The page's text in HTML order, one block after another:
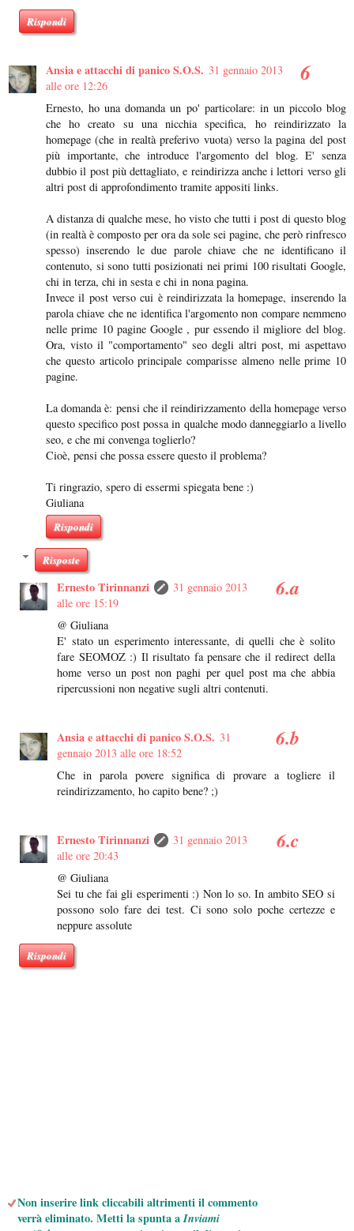
Rispondi
Ansia e attacchi di panico S.O.S. 31 gennaio 2013
alle ore 12:26
Ernesto, ho una domanda un po' particolare: in un piccolo blog
che ho creato su una nicchia specifica, ho reindirizzato la
homepage (che in realtà preferivo vuota) verso la pagina del post
più importante, che introduce l'argomento del blog. E' senza
dubbio il post più dettagliato, e reindirizza anche i lettori verso gli
altri post di approfondimento tramite appositi links.
A distanza di qualche mese, ho visto che tutti i post di questo blog
(in realtà è composto per ora da sole sei pagine, che però rinfresco
spesso) inserendo le due parole chiave che ne identificano il
contenuto, si sono tutti posizionati nei primi 100 risultati Google,
chi in terza, chi in sesta e chi in nona pagina.
Invece il post verso cui è reindirizzata la homepage, inserendo la
parola chiave che ne identifica l'argomento non compare nemmeno
nelle prime 10 pagine Google , pur essendo il migliore del blog.
Ora, visto il "comportamento" seo degli altri post, mi aspettavo
che questo articolo principale comparisse almeno nelle prime 10
pagine.
La domanda è: pensi che il reindirizzamento della homepage verso
questo specifico post possa in qualche modo danneggiarlo a livello
seo, e che mi convenga toglierlo?
Cioè, pensi che possa essere questo il problema?
Ti ringrazio, spero di essermi spiegata bene :)
Giuliana
Rispondi
Risposte
Ernesto Tirinnanzi
31 gennaio 2013
alle ore 15:19
@ Giuliana
E' stato un esperimento interessante, di quelli che è solito
fare SEOMOZ :) Il risultato fa pensare che il redirect della
home verso un post non paghi per quel post ma che abbia
ripercussioni non negative sugli altri contenuti.
Ansia e attacchi di panico S.O.S. 31
gennaio 2013 alle ore 18:52
Che in parola povere significa di provare a togliere il
reindirizzamento, ho capito bene? ;)
Ernesto Tirinnanzi
31 gennaio 2013
alle ore 20:43
@ Giuliana
Sei tu che fai gli esperimenti :) Non lo so. In ambito SEO si
possono solo fare dei test. Ci sono solo poche certezze e
neppure assolute
Rispondi
Non inserire link cliccabili altrimenti il commento
verrà eliminato. Metti la spunta aInviami